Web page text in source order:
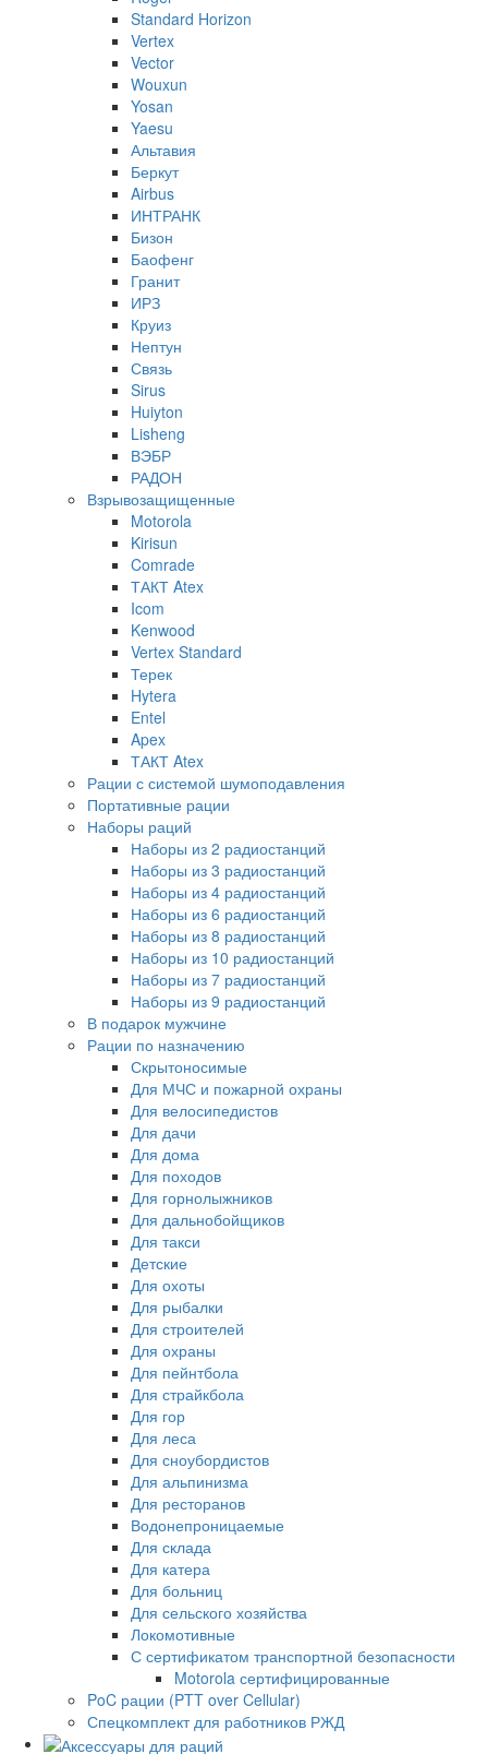
Standard Horizon
Vertex
Vector
Wouxun
Yosan
Yaesu
Альтавия
Беркут
Airbus
ИНТРАНК
Бизон
Баофенг
Гранит
ИРЗ
Круиз
Нептун
Связь
Sirus
Huiyton
Lisheng
ВЭБР
РАДОН
Взрывозащищенные
Motorola
Kirisun
Comrade
ТАКТ Atex
Icom
Kenwood
Vertex Standard
Терек
Hytera
Entel
Apex
ТАКТ Atex
Рации с системой шумоподавления
Портативные рации
Наборы раций
Наборы из 2 радиостанций
Наборы из 3 радиостанций
Наборы из 4 радиостанций
Наборы из 6 радиостанций
Наборы из 8 радиостанций
Наборы из 10 радиостанций
Наборы из 7 радиостанций
Наборы из 9 радиостанций
В подарок мужчине
Рации по назначению
Скрытоносимые
Для МЧС и пожарной охраны
Для велосипедистов
Для дачи
Для дома
Для походов
Для горнолыжников
Для дальнобойщиков
Для такси
Детские
Для охоты
Для рыбалки
Для строителей
Для охраны
Для пейнтбола
Для страйкбола
Для гор
Для леса
Для сноубордистов
Для альпинизма
Для ресторанов
Водонепроницаемые
Для склада
Для катера
Для больниц
Для сельского хозяйства
Локомотивные
С сертификатом транспортной безопасности
Motorola сертифицированные
PoC рации (PTT over Cellular)
Спецкомплект для работников РЖД